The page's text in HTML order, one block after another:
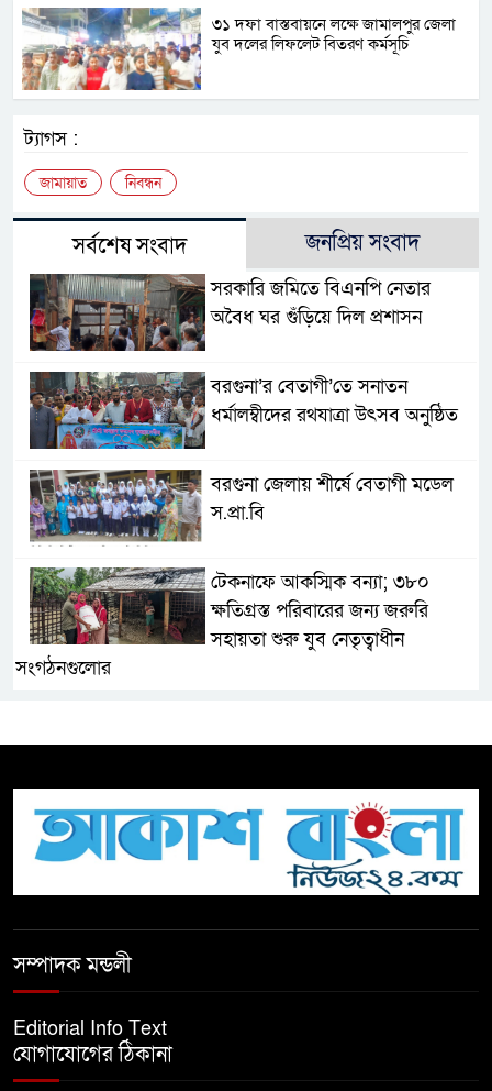
৩১ দফা বাস্তবায়নে লক্ষে জামালপুর জেলা
যুব দলের লিফলেট বিতরণ কর্মসূচি
ট্যাগস :
জামায়াত নিবন্ধন
সর্বশেষ সংবাদ জনপ্রিয় সংবাদ
সরকারি জমিতে বিএনপি নেতার
অবৈধ ঘর গুঁড়িয়ে দিল প্রশাসন
বরগুনা’র বেতাগী’তে সনাতন
ধর্মালম্বীদের রথযাত্রা উৎসব অনুষ্ঠিত
বরগুনা জেলায় শীর্ষে বেতাগী মডেল
স.প্রা.বি
টেকনাফে আকস্মিক বন্যা; ৩৮০
ক্ষতিগ্রস্ত পরিবারের জন্য জরুরি
সহায়তা শুরু যুব নেতৃত্বাধীন
সংগঠনগুলোর
টিকটকে অশালীন কনটেন্ট ও অনলাইন
হয়রানির অভিযোগে ব্রাহ্মণবাড়িয়ায়
সম্পাদক মন্ডলী
Editorial Info Text
যোগাযোগের ঠিকানা